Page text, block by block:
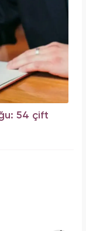
54 çift